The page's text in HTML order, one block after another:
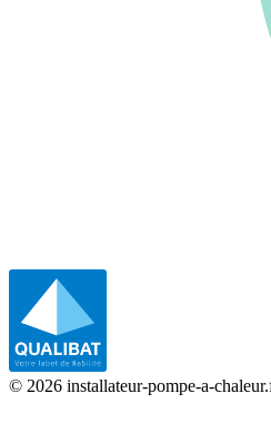
© 2026 installateur-pompe-a-